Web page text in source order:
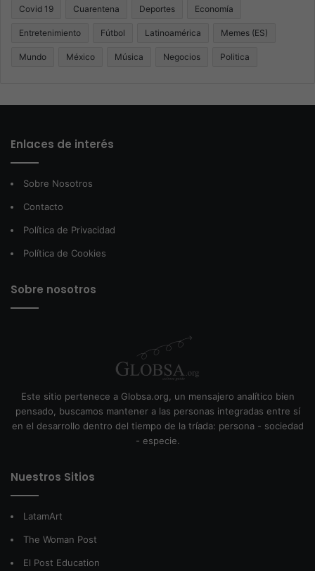
Covid 19 Cuarentena Deportes Economía
Entretenimiento Fútbol Latinoamérica Memes (ES)
Mundo México Música Negocios Politica
Enlaces de interés
Sobre Nosotros
Contacto
Política de Privacidad
Política de Cookies
Sobre nosotros
Este sitio pertenece a Globsa.org, un mensajero analítico bien
pensado, buscamos mantener a las personas integradas entre sí
en el desarrollo dentro del tiempo de la tríada: persona - sociedad
- especie.
Nuestros Sitios
LatamArt
The Woman Post
El Post Education